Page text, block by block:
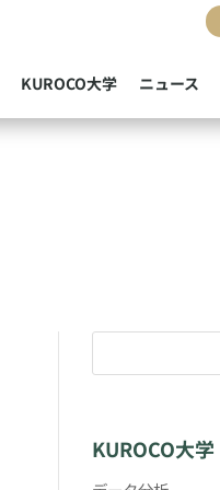
KUROCO大学 ニュース
KUROCO大学